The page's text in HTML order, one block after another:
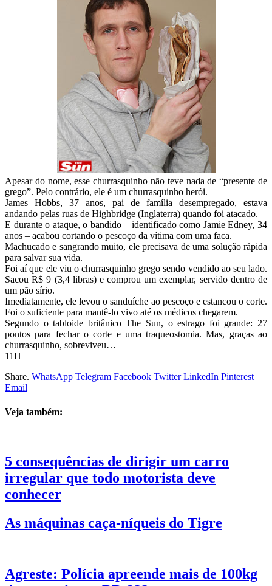
Apesar do nome, esse churrasquinho não teve nada de “presente de
grego”. Pelo contrário, ele é um churrasquinho herói.
James Hobbs, 37 anos, pai de família desempregado, estava
andando pelas ruas de Highbridge (Inglaterra) quando foi atacado.
E durante o ataque, o bandido – identificado como Jamie Edney, 34
anos – acabou cortando o pescoço da vítima com uma faca.
Machucado e sangrando muito, ele precisava de uma solução rápida
para salvar sua vida.
Foi aí que ele viu o churrasquinho grego sendo vendido ao seu lado.
Sacou R$ 9 (3,4 libras) e comprou um exemplar, servido dentro de
um pão sírio.
Imediatamente, ele levou o sanduíche ao pescoço e estancou o corte.
Foi o suficiente para mantê-lo vivo até os médicos chegarem.
Segundo o tabloide britânico The Sun, o estrago foi grande: 27
pontos para fechar o corte e uma traqueostomia. Mas, graças ao
churrasquinho, sobreviveu…
11H
Share. WhatsApp Telegram Facebook Twitter LinkedIn Pinterest
Email
Veja também:
5 consequências de dirigir um carro
irregular que todo motorista deve
conhecer
As máquinas caça-níqueis do Tigre
Agreste: Polícia apreende mais de 100kg